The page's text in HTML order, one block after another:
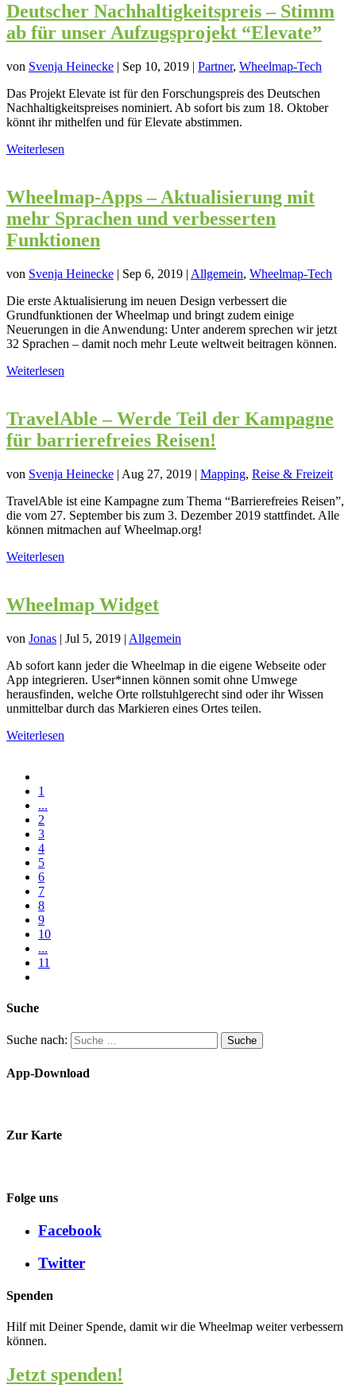
Deutscher Nachhaltigkeitspreis – Stimm
ab für unser Aufzugsprojekt “Elevate”
von Svenja Heinecke | Sep 10, 2019 | Partner, Wheelmap-Tech
Das Projekt Elevate ist für den Forschungspreis des Deutschen
Nachhaltigkeitspreises nominiert. Ab sofort bis zum 18. Oktober
könnt ihr mithelfen und für Elevate abstimmen.
Weiterlesen
Wheelmap-Apps – Aktualisierung mit
mehr Sprachen und verbesserten
Funktionen
von Svenja Heinecke | Sep 6, 2019 | Allgemein, Wheelmap-Tech
Die erste Aktualisierung im neuen Design verbessert die
Grundfunktionen der Wheelmap und bringt zudem einige
Neuerungen in die Anwendung: Unter anderem sprechen wir jetzt
32 Sprachen – damit noch mehr Leute weltweit beitragen können.
Weiterlesen
TravelAble – Werde Teil der Kampagne
für barrierefreies Reisen!
von Svenja Heinecke | Aug 27, 2019 | Mapping, Reise & Freizeit
TravelAble ist eine Kampagne zum Thema “Barrierefreies Reisen”,
die vom 27. September bis zum 3. Dezember 2019 stattfindet. Alle
können mitmachen auf Wheelmap.org!
Weiterlesen
Wheelmap Widget
von Jonas | Jul 5, 2019 | Allgemein
Ab sofort kann jeder die Wheelmap in die eigene Webseite oder
App integrieren. User*innen können somit ohne Umwege
herausfinden, welche Orte rollstuhlgerecht sind oder ihr Wissen
unmittelbar durch das Markieren eines Ortes teilen.
Weiterlesen
1
...
2
3
4
5
6
7
8
9
10
...
11
Suche
Suche nach:
App-Download
Zur Karte
Folge uns
Facebook
Twitter
Spenden
Hilf mit Deiner Spende, damit wir die Wheelmap weiter verbessern
können.
Jetzt spenden!